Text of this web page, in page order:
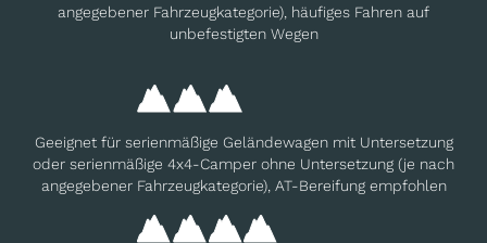
angegebener Fahrzeugkategorie), häufiges Fahren auf
unbefestigten Wegen
Geeignet für serienmäßige Geländewagen mit Untersetzung
oder serienmäßige 4x4-Camper ohne Untersetzung (je nach
angegebener Fahrzeugkategorie), AT-Bereifung empfohlen